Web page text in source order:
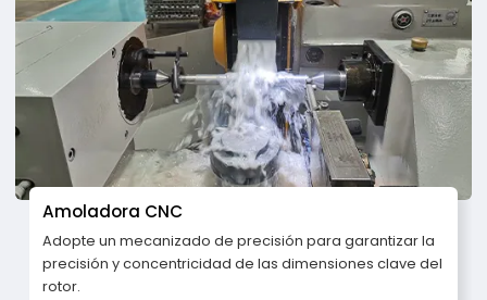
Amoladora CNC
Adopte un mecanizado de precisión para garantizar la
precisión y concentricidad de las dimensiones clave del
rotor.